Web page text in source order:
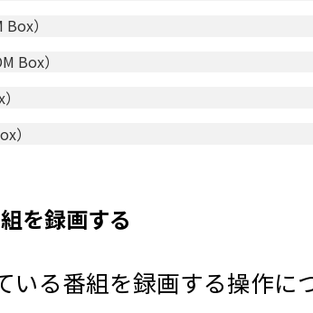
）
Box）
）
を録画する
いる番組を録画する操作に